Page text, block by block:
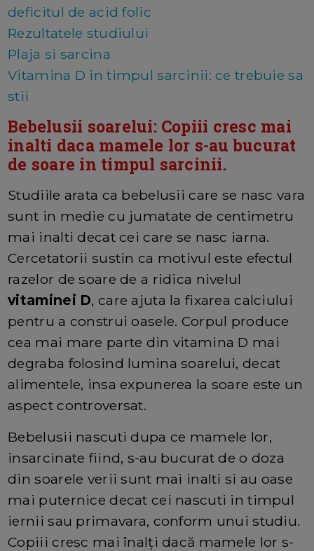
deficitul de acid folic
Rezultatele studiului
Plaja si sarcina
Vitamina D in timpul sarcinii: ce trebuie sa
stii
Bebelusii soarelui: Copiii cresc mai
inalti daca mamele lor s-au bucurat
de soare in timpul sarcinii.
Studiile arata ca bebelusii care se nasc vara
sunt in medie cu jumatate de centimetru
mai inalti decat cei care se nasc iarna.
Cercetatorii sustin ca motivul este efectul
razelor de soare de a ridica nivelul
vitaminei D, care ajuta la fixarea calciului
pentru a construi oasele. Corpul produce
cea mai mare parte din vitamina D mai
degraba folosind lumina soarelui, decat
alimentele, insa expunerea la soare este un
aspect controversat.
Bebelusii nascuti dupa ce mamele lor,
insarcinate fiind, s-au bucurat de o doza
din soarele verii sunt mai inalti si au oase
mai puternice decat cei nascuti in timpul
iernii sau primavara, conform unui studiu.
Copiii cresc mai înalți dacă mamele lor s-